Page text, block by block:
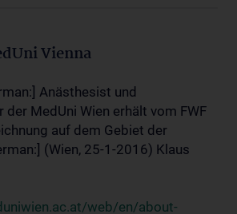
Vienna
Anästhesist und
der MedUni Wien erhält vom FWF
auf dem Gebiet der
(Wien, 25-1-2016) Klaus
web/en/about-